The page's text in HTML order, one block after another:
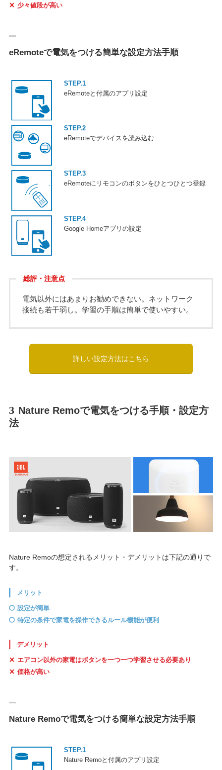
少々値段が高い
eRemoteで電気をつける簡単な設定方法手順
STEP.1
eRemoteと付属のアプリ設定
STEP.2
eRemoteでデバイスを読み込む
STEP.3
eRemoteにリモコンのボタンをひとつひとつ登録
STEP.4
Google Homeアプリの設定
総評・注意点
電気以外にはあまりお勧めできない。ネットワーク
接続も若干弱し。学習の手順は簡単で使いやすい。
詳しい設定方法はこちら
3 Nature Remoで電気をつける手順・設定方
法
Nature Remoの想定されるメリット・デメリットは下記の通りで
す。
メリット
設定が簡単
特定の条件で家電を操作できるルール機能が便利
デメリット
エアコン以外の家電はボタンを一つ一つ学習させる必要あり
価格が高い
Nature Remoで電気をつける簡単な設定方法手順
STEP.1
Nature Remoと付属のアプリ設定